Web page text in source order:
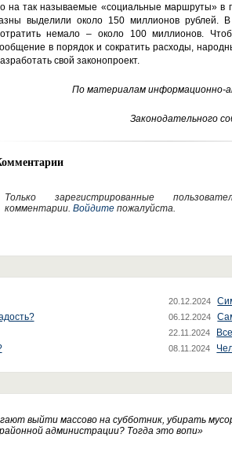
на так называемые «социальные маршруты» в
выделили около 150 миллионов рублей.
немало – около 100 миллионов.
в порядок и сократить расходы,
свой законопроект.
По материалам информационно-
Законодательного
Только зарегистрированные
комментарии. Войдитепожалуйста.
20.12.2024
06.12.2024
22.11.2024
08.11.2024
выйти массово на субботник, убирать
администрации? Тогда это вопи»